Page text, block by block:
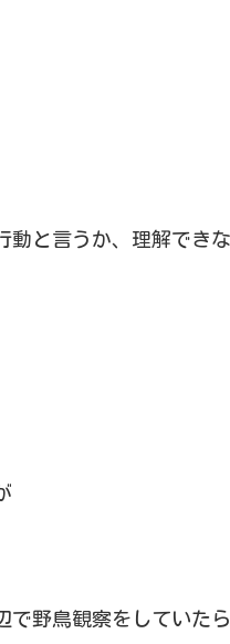
動と言うか、理解でき
で野鳥観察をしていたら